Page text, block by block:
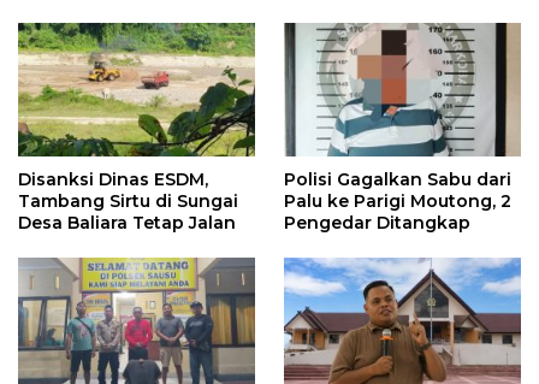
Disanksi Dinas ESDM,
Tambang Sirtu di Sungai
Desa Baliara Tetap Jalan
Polisi Gagalkan Sabu dari
Palu ke Parigi Moutong, 2
Pengedar Ditangkap